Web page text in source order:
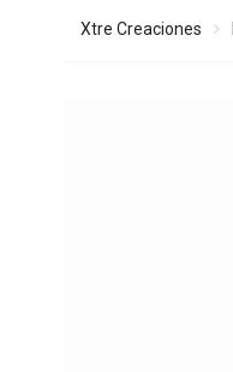
Xtre Creaciones